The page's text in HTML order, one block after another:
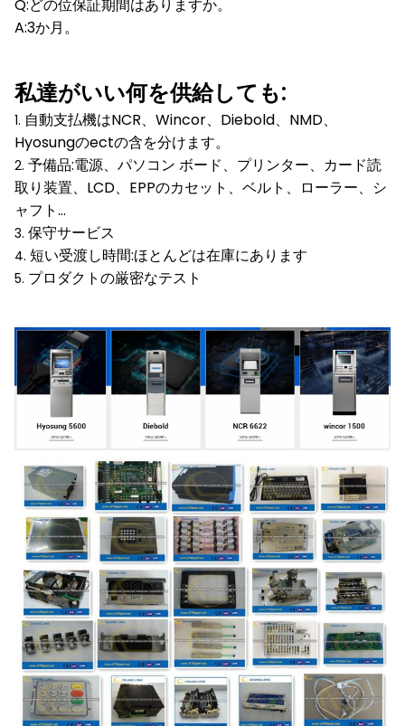
Q:どの位保証期間はありますか。
A:3か月。
私達がいい何を供給しても:
1. 自動支払機はNCR、Wincor、Diebold、NMD、
Hyosungのectの含を分けます。
2. 予備品:電源、パソコン ボード、プリンター、カード読
取り装置、LCD、EPPのカセット、ベルト、ローラー、シ
ャフト…
3. 保守サービス
4. 短い受渡し時間:ほとんどは在庫にあります
5. プロダクトの厳密なテスト